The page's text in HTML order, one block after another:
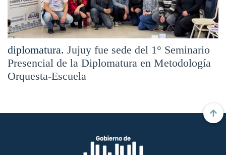
diplomatura. Jujuy fue sede del 1° Seminario
Presencial de la Diplomatura en Metodología
Orquesta-Escuela